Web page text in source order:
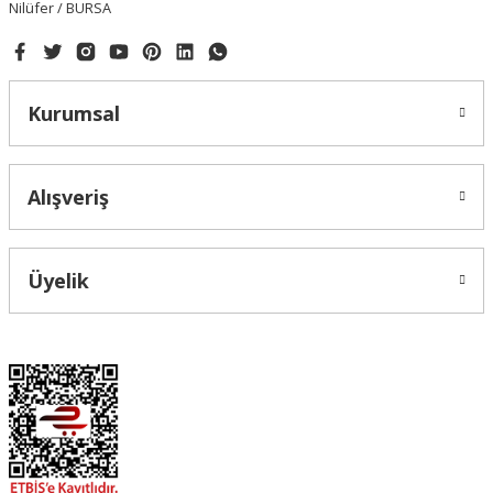
Nilüfer / BURSA
Kurumsal
Alışveriş
Üyelik